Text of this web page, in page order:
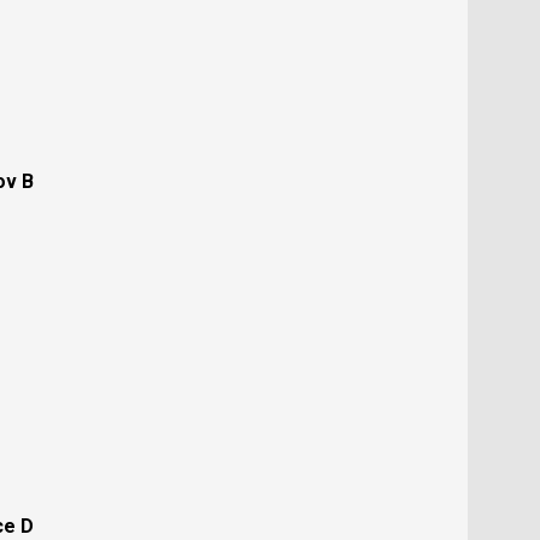
B
D